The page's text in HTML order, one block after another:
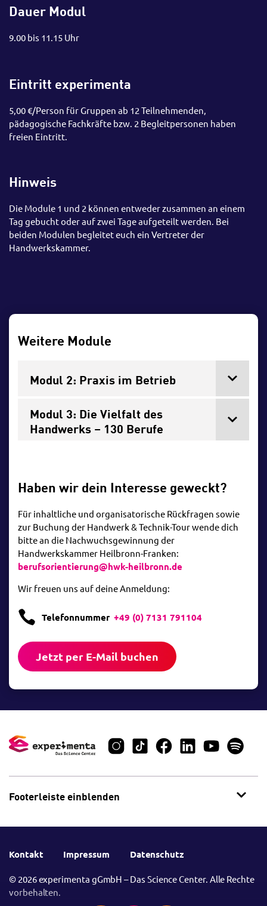
Dauer Modul
9.00 bis 11.15 Uhr
Eintritt experimenta
5,00 €/Person für Gruppen ab 12 Teilnehmenden,
pädagogische Fachkräfte bzw. 2 Begleitpersonen haben
freien Eintritt.
Hinweis
Die Module 1 und 2 können entweder zusammen an einem
Tag gebucht oder auf zwei Tage aufgeteilt werden. Bei
beiden Modulen begleitet euch ein Vertreter der
Handwerkskammer.
Weitere Module
Modul 2: Praxis im Betrieb
Modul 3: Die Vielfalt des
Handwerks – 130 Berufe
Haben wir dein Interesse geweckt?
Für inhaltliche und organisatorische Rückfragen sowie
zur Buchung der Handwerk & Technik-Tour wende dich
bitte an die Nachwuchsgewinnung der
Handwerkskammer Heilbronn-Franken:
berufsorientierung@hwk-heilbronn.de
Wir freuen uns auf deine Anmeldung:
 Telefonnummer +49 (0) 7131 791104
Jetzt per E-Mail buchen
Footerleiste einblenden
Kontakt Impressum Datenschutz
© 2026 experimenta gGmbH – Das Science Center. Alle Rechte
vorbehalten.